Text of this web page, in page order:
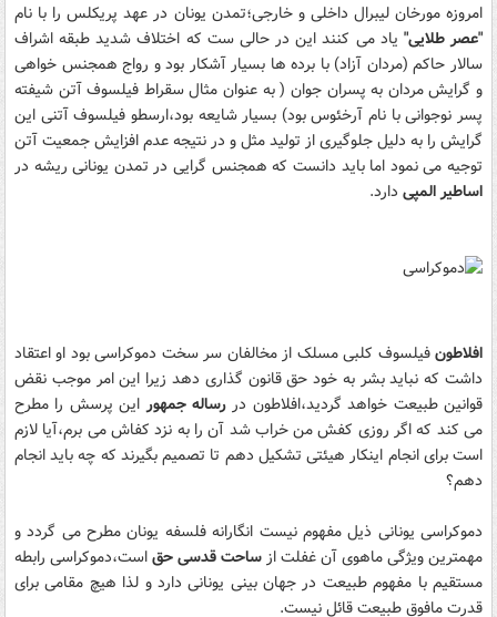
امروزه مورخان لیبرال داخلی و خارجی؛تمدن یونان در عهد پریکلس را با نام
"عصر طلایی" یاد می کنند این در حالی ست که اختلاف شدید طبقه اشراف
سالار حاکم (مردان آزاد) با برده ها بسیار آشکار بود و رواج همجنس خواهی
و گرایش مردان به پسران جوان ( به عنوان مثال سقراط فیلسوف آتن شیفته
پسر نوجوانی با نام آرخئوس بود) بسیار شایعه بود،ارسطو فیلسوف آتنی این
گرایش را به دلیل جلوگیری از تولید مثل و در نتیجه عدم افزایش جمعیت آتن
توجیه می نمود اما باید دانست که همجنس گرایی در تمدن یونانی ریشه در
اساطیر المپی دارد.
افلاطونفیلسوف کلبی مسلک از مخالفان سر سخت دموکراسی بود او اعتقاد
داشت که نباید بشر به خود حق قانون گذاری دهد زیرا این امر موجب نقض
قوانین طبیعت خواهد گردید،افلاطون در رساله جمهوراین پرسش را مطرح
می کند که اگر روزی کفش من خراب شد آن را به نزد کفاش می برم،آیا لازم
است برای انجام اینکار هیئتی تشکیل دهم تا تصمیم بگیرند که چه باید انجام
دهم؟
دموکراسی یونانی ذیل مفهوم نیست انگارانه فلسفه یونان مطرح می گردد و
مهمترین ویژگی ماهوی آن غفلت از ساحت قدسی حقاست،دموکراسی رابطه
مستقیم با مفهوم طبیعت در جهان بینی یونانی دارد و لذا هیچ مقامی برای
قدرت مافوق طبیعت قائل نیست.